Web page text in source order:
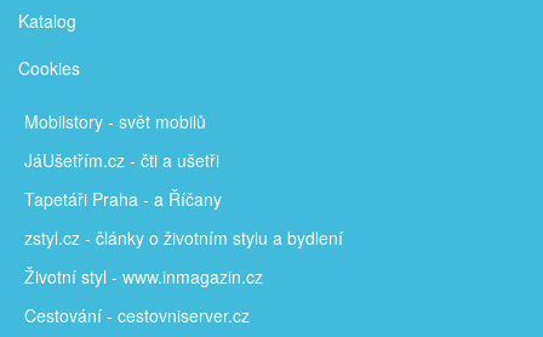
Katalog
Cookies
Mobilstory - svět mobilů
JáUšetřím.cz - čti a ušetři
Tapetáři Praha - a Říčany
zstyl.cz - články o životním stylu a bydlení
Životní styl - www.inmagazin.cz
Cestování - cestovniserver.cz